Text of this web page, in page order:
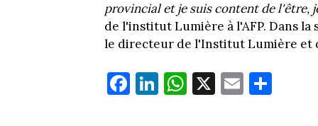
provincial et je suis content de l'être,
de l'institut Lumière à l'AFP. Dans
le directeur de l'Institut Lumière et
Fa
ce
Li
nk
W
ha
X E
m